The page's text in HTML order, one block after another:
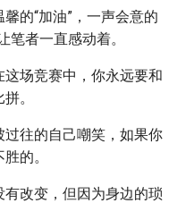
的“加油”，一声会意的
笔者一直感动着。
场竞赛中，你永远要和
。
往的自己嘲笑，如果你
的。
改变，但因为身边的琐